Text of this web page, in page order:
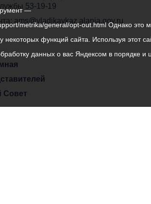
53-19-19
ams@vladikavkaz.alania.gov.ru
Совет
—
metrika/general/opt-out.html Однако это
некоторых функций сайта. Используя этот
данных о вас Яндексом в порядке и